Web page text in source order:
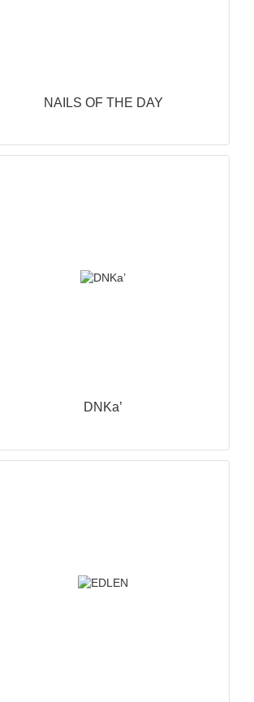
NAILS OF THE DAY
DNKa’